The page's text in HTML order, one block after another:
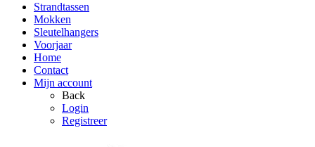
Strandtassen
Mokken
Sleutelhangers
Voorjaar
Home
Contact
Mijn account
Back
Login
Registreer